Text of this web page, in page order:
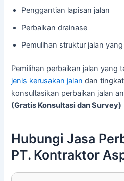
Penggantian lapisan jalan
Perbaikan drainase
Pemulihan struktur jalan
Pemilihan perbaikan jalan yang
jenis kerusakan jalan dan
konsultasikan perbaikan jalan
(Gratis Konsultasi dan Survey)
Hubungi Jasa
PT. Kontraktor